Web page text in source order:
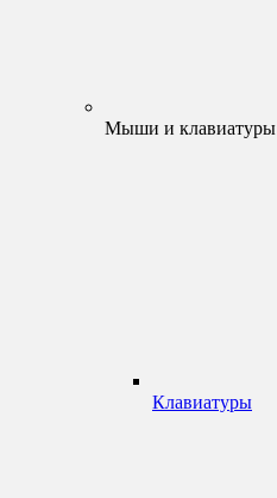
Мыши и клавиатуры
Клавиатуры